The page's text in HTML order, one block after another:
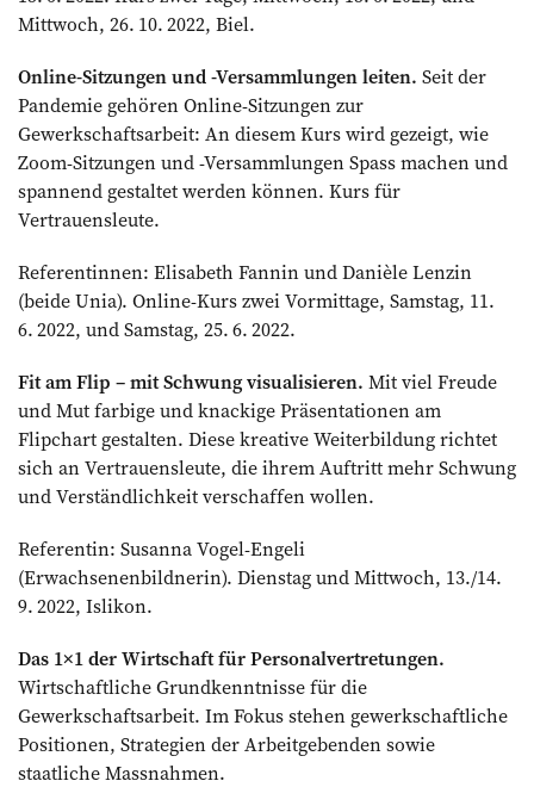
Mittwoch, 26. 10. 2022, Biel.
Online-Sitzungen und -Versammlungen leiten. Seit der
Pandemie gehören Online-Sitzungen zur
Gewerkschaftsarbeit: An diesem Kurs wird gezeigt, wie
Zoom-Sitzungen und -Versammlungen Spass machen und
spannend gestaltet werden können. Kurs für
Vertrauensleute.
Referentinnen: Elisabeth Fannin und Danièle Lenzin
(beide Unia). Online-Kurs zwei Vormittage, Samstag, 11.
6. 2022, und Samstag, 25. 6. 2022.
Fit am Flip – mit Schwung visualisieren. Mit viel Freude
und Mut farbige und knackige Präsentationen am
Flipchart gestalten. Diese kreative Weiterbildung richtet
sich an Vertrauensleute, die ihrem Auftritt mehr Schwung
und Verständlichkeit verschaffen wollen.
Referentin: Susanna Vogel-Engeli
(Erwachsenenbildnerin). Dienstag und Mittwoch, 13./14.
9. 2022, Islikon.
Das 1×1 der Wirtschaft für Personalvertretungen.
Wirtschaftliche Grundkenntnisse für die
Gewerkschaftsarbeit. Im Fokus stehen ­gewerkschaftliche
Positionen, Strategien der Arbeitgebenden sowie
staatliche Massnahmen.